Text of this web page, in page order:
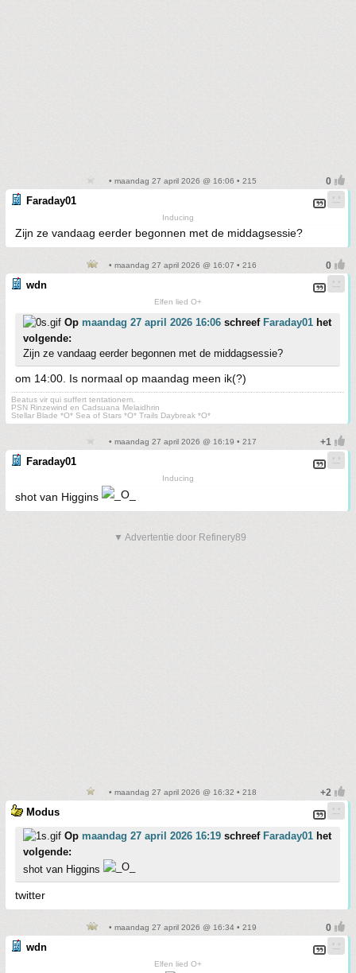
• maandag 27 april 2026 @ 16:06 • 215
Faraday01
Inducing
Zijn ze vandaag eerder begonnen met de middagsessie?
• maandag 27 april 2026 @ 16:07 • 216
wdn
Elfen lied O+
Op maandag 27 april 2026 16:06 schreef Faraday01 het
volgende:
Zijn ze vandaag eerder begonnen met de middagsessie?
om 14:00. Is normaal op maandag meen ik(?)
Beatus vir qui suffert tentationem.
PSN Rinzewind en Cadsuana Melaidhrin
Stellar Blade *O* Sea of Stars *O* Trails Daybreak *O*
• maandag 27 april 2026 @ 16:19 • 217
Faraday01
Inducing
shot van Higgins
▼ Advertentie door Refinery89
• maandag 27 april 2026 @ 16:32 • 218
Modus
Op maandag 27 april 2026 16:19 schreef Faraday01 het
volgende:
shot van Higgins
twitter
• maandag 27 april 2026 @ 16:34 • 219
wdn
Elfen lied O+